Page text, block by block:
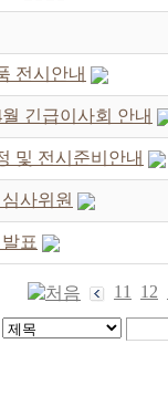
전시안내
긴급이사회 안내
및 전시준비안내
사위원
표
11 12